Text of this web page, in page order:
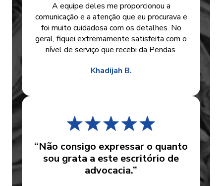
A equipe deles me proporcionou a
comunicação e a atenção que eu procurava e
foi muito cuidadosa com os detalhes. No
geral, fiquei extremamente satisfeita com o
nível de serviço que recebi da Pendas.
Khadijah B.
“Não consigo expressar o quanto
sou grata a este escritório de
advocacia.”